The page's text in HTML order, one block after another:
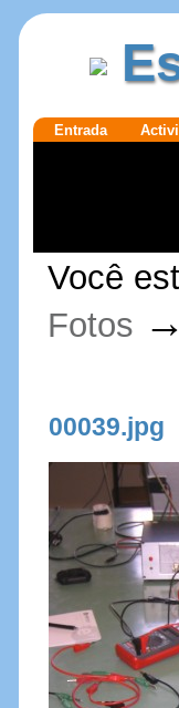
Ir para o
SecçõesEntrada
Pessoais
Você
Fotos →
00039.jpg